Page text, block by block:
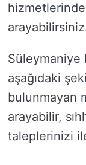
Süleymaniye
aşağıdaki
bulunmayan
arayabilir,
taleplerinizi